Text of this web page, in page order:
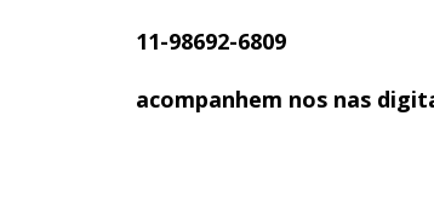
11-98692-6809
acompanhem nos nas